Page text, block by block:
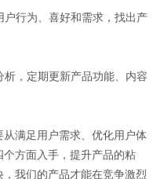
行为、喜好和需求，找出产
，定期更新产品功能、内容
满足用户需求、优化用户体
方面入手，提升产品的粘
我们的产品才能在竞争激烈